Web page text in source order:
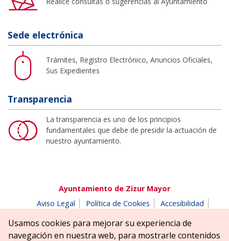
Sede electrónica
Trámites, Registro Electrónico, Anuncios Oficiales,
Sus Expedientes
Transparencia
La transparencia es uno de los principios
fundamentales que debe de presidir la actuación de
nuestro ayuntamiento.
Ayuntamiento de Zizur Mayor
Aviso Legal
Política de Cookies
Accesibilidad
Parque Erreniega parkea, s/n | 31180 Zizur Mayor-Zizur
Usamos cookies para mejorar su experiencia de
navegación en nuestra web, para mostrarle contenidos